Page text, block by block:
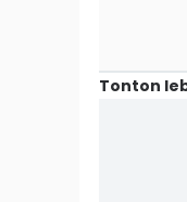
Tonton